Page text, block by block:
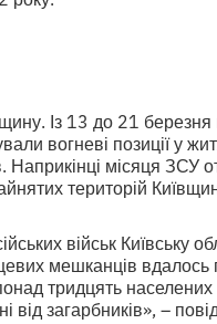
Із 13 до 21
вогневі позиції у
Наприкінці місяця ЗСУ
територій
військ Київську
мешканців вдалось
тридцять
від загарбників», –